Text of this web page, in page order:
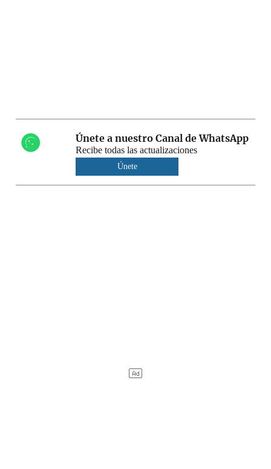
Únete a nuestro Canal de WhatsApp
Recibe todas las actualizaciones
Únete